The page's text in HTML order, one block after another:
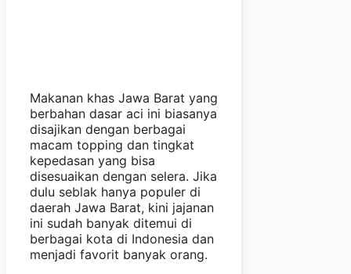
Makanan khas Jawa Barat yang
berbahan dasar aci ini biasanya
disajikan dengan berbagai
macam topping dan tingkat
kepedasan yang bisa
disesuaikan dengan selera. Jika
dulu seblak hanya populer di
daerah Jawa Barat, kini jajanan
ini sudah banyak ditemui di
berbagai kota di Indonesia dan
menjadi favorit banyak orang.